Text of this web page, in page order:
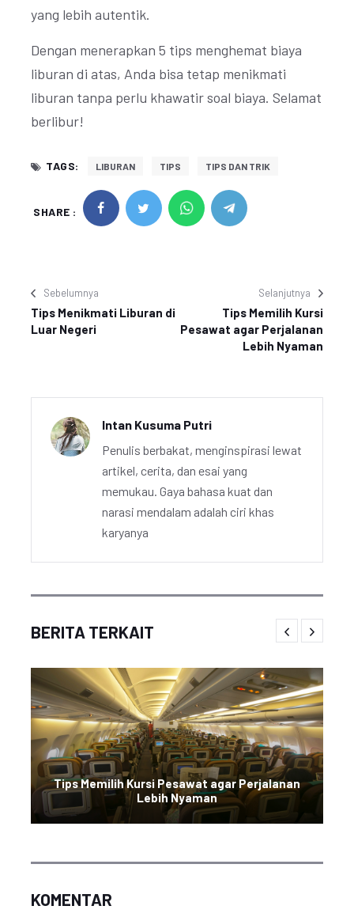
yang lebih autentik.
Dengan menerapkan 5 tips menghemat biaya
liburan di atas, Anda bisa tetap menikmati
liburan tanpa perlu khawatir soal biaya. Selamat
berlibur!
TAGS: LIBURAN TIPS TIPS DAN TRIK
SHARE :
Sebelumnya
Tips Menikmati Liburan di
Luar Negeri
Selanjutnya
Tips Memilih Kursi
Pesawat agar Perjalanan
Lebih Nyaman
Intan Kusuma Putri
Penulis berbakat, menginspirasi lewat
artikel, cerita, dan esai yang
memukau. Gaya bahasa kuat dan
narasi mendalam adalah ciri khas
karyanya
BERITA TERKAIT
Tips Memilih Kursi Pesawat agar Perjalanan
Lebih Nyaman
KOMENTAR